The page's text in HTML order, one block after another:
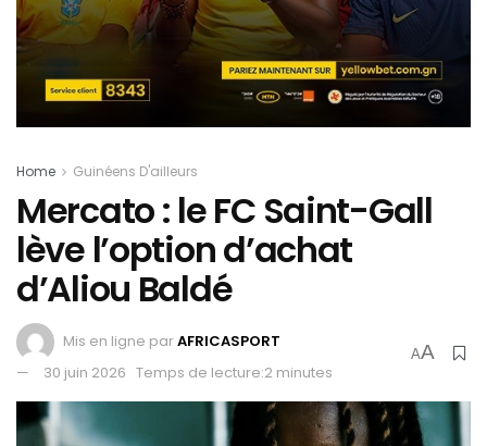
Home Guinéens D'ailleurs
Mercato : le FC Saint-Gall
lève l’option d’achat
d’Aliou Baldé
Mis en ligne parAFRICASPORT
30 juin 2026 Temps de lecture:2 minutes
AA